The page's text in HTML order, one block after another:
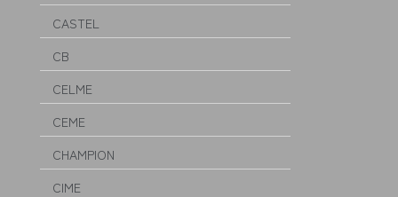
CASTEL
CB
CELME
CEME
CHAMPION
CIME